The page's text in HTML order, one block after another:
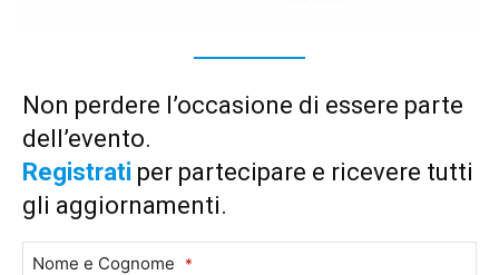
Non perdere l’occasione di essere parte
dell’evento.
Registrati per partecipare e ricevere tutti
gli aggiornamenti.
Nome e Cognome *